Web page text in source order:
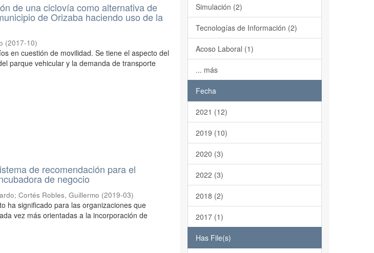
de una ciclovía como alternativa de
de Orizaba haciendo uso de la
(2017-10)
en cuestión de movilidad. Se tiene el aspecto del
parque vehicular y la demanda de transporte
de recomendación para el
de negocio
;Cortés Robles, Guillermo (2019-03)
ha significado para las organizaciones que
vez más orientadas a la incorporación de
Simulación (2)
Tecnologías de Información (2)
Acoso Laboral (1)
... más
Fecha
2021 (12)
2019 (10)
2020 (3)
2022 (3)
2018 (2)
2017 (1)
Has File(s)